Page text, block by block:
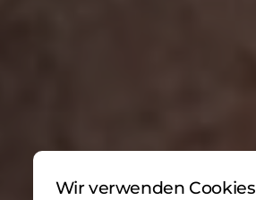
Wir verwenden Cookies